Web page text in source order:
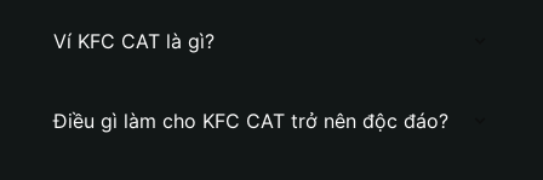
Ví KFC CAT là gì?
Điều gì làm cho KFC CAT trở nên độc đáo?